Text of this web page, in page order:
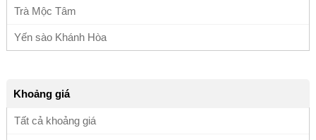
Trà Mộc Tâm
Yến sào Khánh Hòa
Khoảng giá
Tất cả khoảng giá